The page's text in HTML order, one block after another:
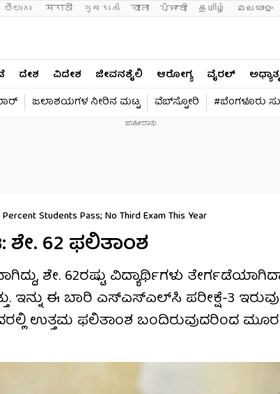
తెలుగు मराठी ગુજરાતી বাংলা ਪੰਜਾਬੀ தமிழ் മലയാളം
ದೇಶ ವಿದೇಶ ಜೀವನಶೈಲಿ ಆರೋಗ್ಯ ವೈರಲ್​ ಅಧ್ಯಾತ್ಮ
ಜಲಾಶಯಗಳ ನೀರಿನ ಮಟ್ಟ ವೆಬ್​ಸ್ಟೋರಿ #ಬೆಂಗಳೂರು
Students Pass; No Third Exam This Year
62 ಫಲಿತಾಂಶ
ಶೇ. 62ರಷ್ಟು ವಿದ್ಯಾರ್ಥಿಗಳು
ಇನ್ನು ಈ ಬಾರಿ ಎಸ್‌ಎಸ್‌ಎಲ್‌ಸಿ ಪರೀಕ್ಷೆ-3
ಉತ್ತಮ ಫಲಿತಾಂಶ ಬಂದಿರುವುದರಿಂದ